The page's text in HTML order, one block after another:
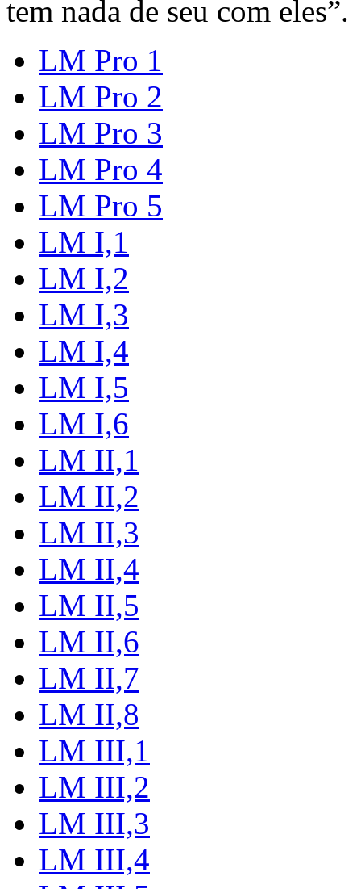
tem nada de seu com eles”.
LM Pro 1
LM Pro 2
LM Pro 3
LM Pro 4
LM Pro 5
LM I,1
LM I,2
LM I,3
LM I,4
LM I,5
LM I,6
LM II,1
LM II,2
LM II,3
LM II,4
LM II,5
LM II,6
LM II,7
LM II,8
LM III,1
LM III,2
LM III,3
LM III,4